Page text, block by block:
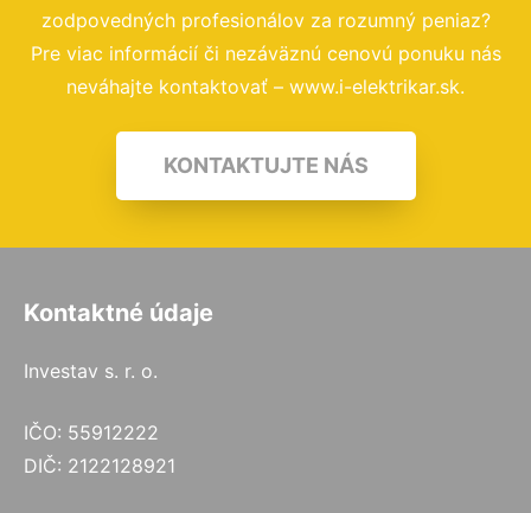
zodpovedných profesionálov za rozumný peniaz?
Pre viac informácií či nezáväznú cenovú ponuku nás
neváhajte kontaktovať – www.i-elektrikar.sk.
KONTAKTUJTE NÁS
Kontaktné údaje
Investav s. r. o.
IČO: 55912222
DIČ: 2122128921